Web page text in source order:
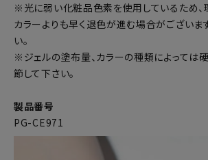
※光に弱い化粧品色素を使用しているため、
カラーよりも早く退色が進む場合がございま
い。
※ジェルの塗布量、カラーの種類によっては
節して下さい。
製品番号
PG-CE971